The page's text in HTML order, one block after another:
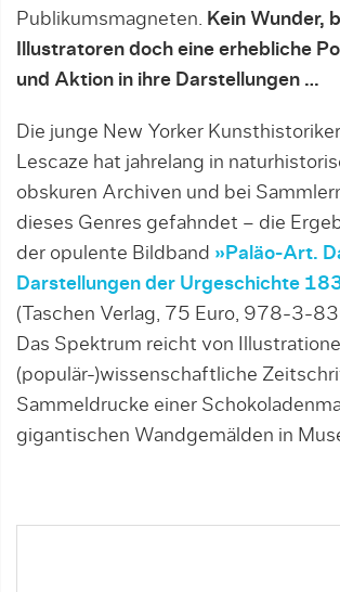
Publikumsmagneten. Kein Wunder,
Illustratoren doch eine erhebliche
und Aktion in ihre Darstellungen …
Die junge New Yorker
Lescaze hat jahrelang in
obskuren Archiven und bei
dieses Genres gefahndet – die
der opulente Bildband »Paläo-Art.
Darstellungen der Urgeschichte
(Taschen Verlag, 75 Euro, 978-3-
Das Spektrum reicht von
(populär-)wissenschaftliche
Sammeldrucke einer
gigantischen Wandgemälden in